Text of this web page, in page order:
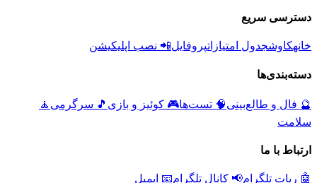
دسترسی سریع
خانهکاوشجدول امتیازاتپروفایل📲 نصب اپلیکیشن
دسته‌بندی‌ها
🔮 فال و طالع‌بینی🧠 تست‌ها🎮 کوئیز و بازی 🎵 سرگرمی 🧘
سلامت
ارتباط با ما
🤖 ربات تلگرام📢 کانال تلگرام📧 ایمیل